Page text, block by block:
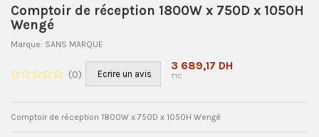
Comptoir de réception 1800W x 750D x 1050H
Wengé
Marque: SANS MARQUE
(0) Ecrire un avis
3 689,17 DH
TTC
Comptoir de réception 1800W x 750D x 1050H Wengé